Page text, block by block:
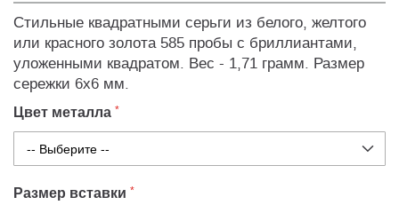
Стильные квадратными серьги из белого, желтого
или красного золота 585 пробы с бриллиантами,
уложенными квадратом. Вес - 1,71 грамм. Размер
сережки 6х6 мм.
Цвет металла
Размер вставки